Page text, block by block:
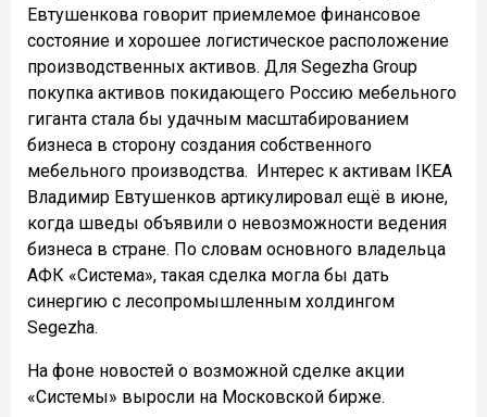
Евтушенкова говорит приемлемое финансовое
состояние и хорошее логистическое расположение
производственных активов. Для Segezha Group
покупка активов покидающего Россию мебельного
гиганта стала бы удачным масштабированием
бизнеса в сторону создания собственного
мебельного производства. Интерес к активам IKEA
Владимир Евтушенков артикулировал ещё в июне,
когда шведы объявили о невозможности ведения
бизнеса в стране. По словам основного владельца
АФК «Система», такая сделка могла бы дать
синергию с лесопромышленным холдингом
Segezha.
На фоне новостей о возможной сделке акции
«Системы» выросли на Московской бирже.